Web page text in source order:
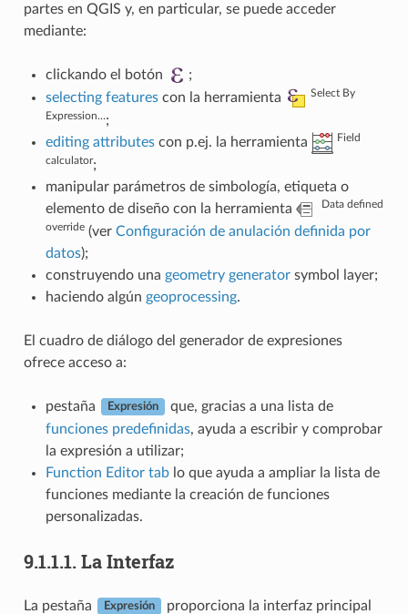
partes en QGIS y, en particular, se puede acceder
mediante:
clickando el botón
;
selecting featurescon la herramienta Select By
Expression…;
editing attributescon p.ej. la herramienta Field
calculator;
manipular parámetros de simbología, etiqueta o
elemento de diseño con la herramienta
Data defined
override(ver Configuración de anulación definida por
datos);
construyendo una geometry generatorsymbol layer;
haciendo algún geoprocessing.
El cuadro de diálogo del generador de expresiones
ofrece acceso a:
pestaña Expresión
que, gracias a una lista de
funciones predefinidas, ayuda a escribir y comprobar
la expresión a utilizar;
Function Editor tablo que ayuda a ampliar la lista de
funciones mediante la creación de funciones
personalizadas.
9.1.1.1. La Interfaz
La pestaña Expresión
proporciona la interfaz principal